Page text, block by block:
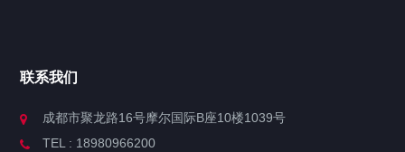
联系我们
成都市聚龙路16号摩尔国际B座10楼1039号
TEL : 18980966200